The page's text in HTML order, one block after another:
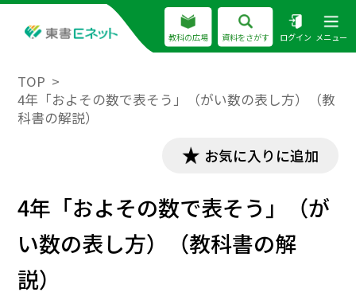
教科の広場 資料をさがす ログイン メニュー
TOP
4年「およその数で表そう」（がい数の表し方）（教
科書の解説）
お気に入りに追加
4年「およその数で表そう」（が
い数の表し方）（教科書の解
説）